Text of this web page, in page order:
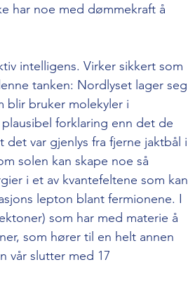
har noe med dømmekraft å
intelligens. Virker sikkert som
tanken: Nordlyset lager seg
blir bruker molekyler i
forklaring enn det de
var gjenlys fra fjerne jaktbål i
solen kan skape noe så
i et av kvantefeltene som kan
lepton blant fermionene. I
som har med materie å
som hører til en helt annen
vår slutter med 17